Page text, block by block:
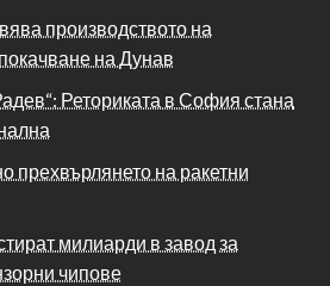
производството на
на Дунав
Реториката в София стана
прехвърлянето на ракетни
милиарди в завод за
чипове